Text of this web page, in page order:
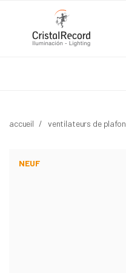
accueil ventilateurs de plafon
NEUF